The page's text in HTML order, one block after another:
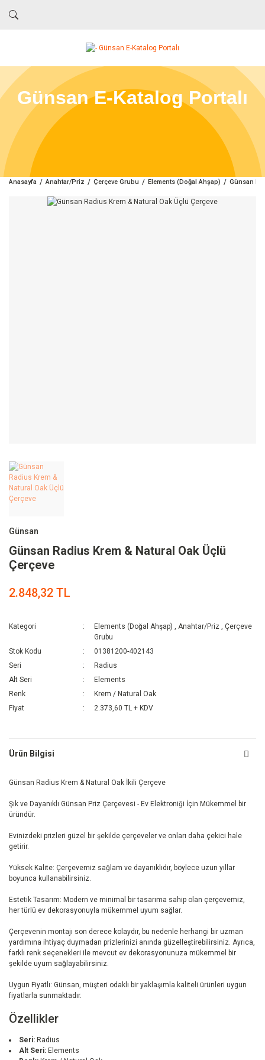
Günsan E-Katalog Portalı
Anasayfa Anahtar/Priz Çerçeve Grubu Elements (Doğal Ahşap) Günsan
Günsan
Günsan Radius Krem & Natural Oak Üçlü
Çerçeve
2.848,32 TL
Kategori Elements (Doğal Ahşap) ,Anahtar/Priz ,Çerçeve
Grubu
Stok Kodu
01381200-402143
Seri
Radius
Alt Seri
Elements
Renk
Krem / Natural Oak
Fiyat
2.373,60 TL + KDV
Ürün Bilgisi
Günsan Radius Krem & Natural Oak İkili Çerçeve
Şık ve Dayanıklı Günsan Priz Çerçevesi - Ev Elektroniği İçin Mükemmel bir
üründür.
Evinizdeki prizleri güzel bir şekilde çerçeveler ve onları daha çekici hale
getirir.
Yüksek Kalite: Çerçevemiz sağlam ve dayanıklıdır, böylece uzun yıllar
boyunca kullanabilirsiniz.
Estetik Tasarım: Modern ve minimal bir tasarıma sahip olan çerçevemiz,
her türlü ev dekorasyonuyla mükemmel uyum sağlar.
Çerçevenin montajı son derece kolaydır, bu nedenle herhangi bir uzman
yardımına ihtiyaç duymadan prizlerinizi anında güzelleştirebilirsiniz. Ayrıca,
farklı renk seçenekleri ile mevcut ev dekorasyonunuza mükemmel bir
şekilde uyum sağlayabilirsiniz.
Uygun Fiyatlı: Günsan, müşteri odaklı bir yaklaşımla kaliteli ürünleri uygun
fiyatlarla sunmaktadır.
Özellikler
Seri: Radius
Alt Seri: Elements